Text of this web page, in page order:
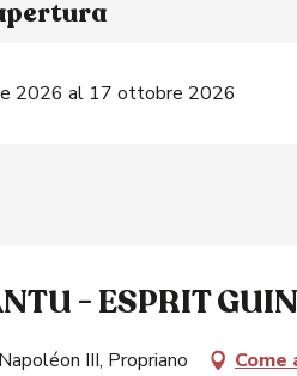
2026 al 17 ottobre 2026
- ESPRIT
III, Propriano Come